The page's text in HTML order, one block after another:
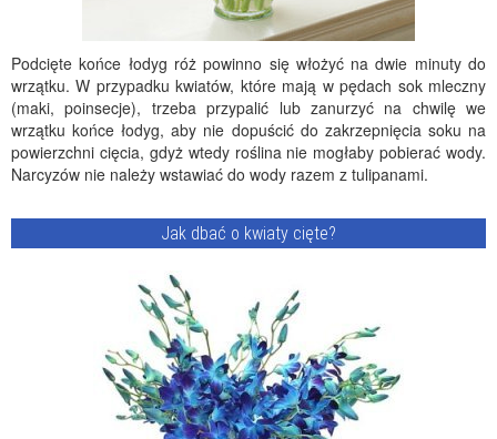
Podcięte końce łodyg róż powinno się włożyć na dwie minuty do
wrzątku. W przypadku kwiatów, które mają w pędach sok mleczny
(maki, poinsecje), trzeba przypalić lub zanurzyć na chwilę we
wrzątku końce łodyg, aby nie dopuścić do zakrzepnięcia soku na
powierzchni cięcia, gdyż wtedy roślina nie mogłaby pobierać wody.
Narcyzów nie należy wstawiać do wody razem z tulipanami.
Jak dbać o kwiaty cięte?